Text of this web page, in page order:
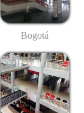
Bogotá